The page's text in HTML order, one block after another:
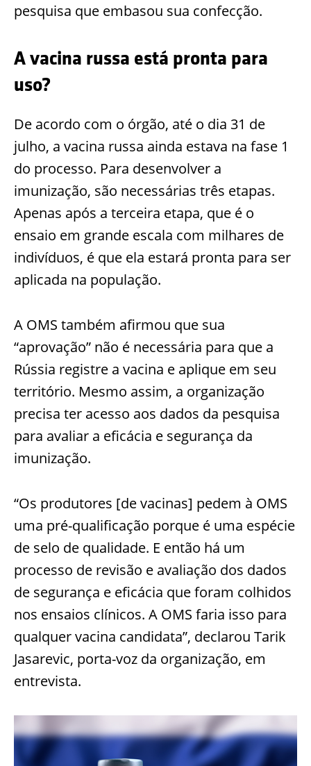
pesquisa que embasou sua confecção.
A vacina russa está pronta para
uso?
De acordo com o órgão, até o dia 31 de
julho, a vacina russa ainda estava na fase 1
do processo. Para desenvolver a
imunização, são necessárias três etapas.
Apenas após a terceira etapa, que é o
ensaio em grande escala com milhares de
indivíduos, é que ela estará pronta para ser
aplicada na população.
A OMS também afirmou que sua
“aprovação” não é necessária para que a
Rússia registre a vacina e aplique em seu
território. Mesmo assim, a organização
precisa ter acesso aos dados da pesquisa
para avaliar a eficácia e segurança da
imunização.
“Os produtores [de vacinas] pedem à OMS
uma pré-qualificação porque é uma espécie
de selo de qualidade. E então há um
processo de revisão e avaliação dos dados
de segurança e eficácia que foram colhidos
nos ensaios clínicos. A OMS faria isso para
qualquer vacina candidata”, declarou Tarik
Jasarevic, porta-voz da organização, em
entrevista.